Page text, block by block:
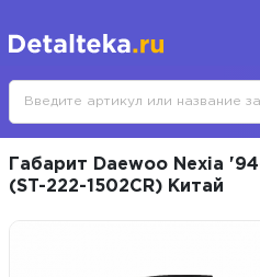
Габарит Daewoo Nexia
(ST-222-1502CR) Китай